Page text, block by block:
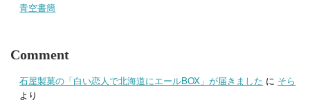
青空書簡
Comment
石屋製菓の「白い恋人で北海道にエールBOX」が届きました に そら
より